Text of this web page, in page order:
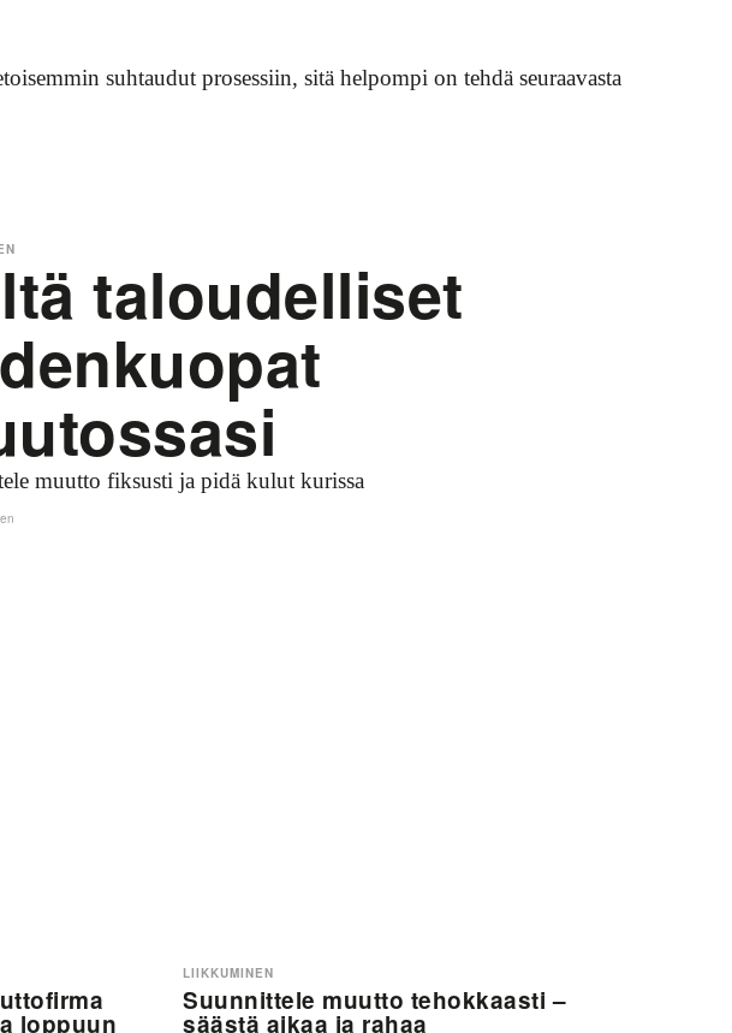
suhtaudut prosessiin, sitä helpompi on tehdä seuraavasta
taloudelliset
muutto fiksusti ja pidä kulut kurissa
loppuun
Suunnittele muutto tehokkaasti –
säästä aikaa ja rahaa
LIIKKUMINEN